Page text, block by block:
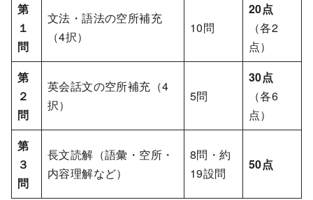
第
１
問
文法・語法の空所補充
（4択）
10問
20点
（各2
点）
第
２
問
英会話文の空所補充（4
択）
5問
30点
（各6
点）
第
３
問
長文読解（語彙・空所・
内容理解など）
8問・約
19設問
50点